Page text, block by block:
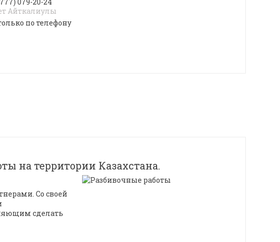
Айткалиулы
по телефону
на территории Казахстана.
Со своей
сделать